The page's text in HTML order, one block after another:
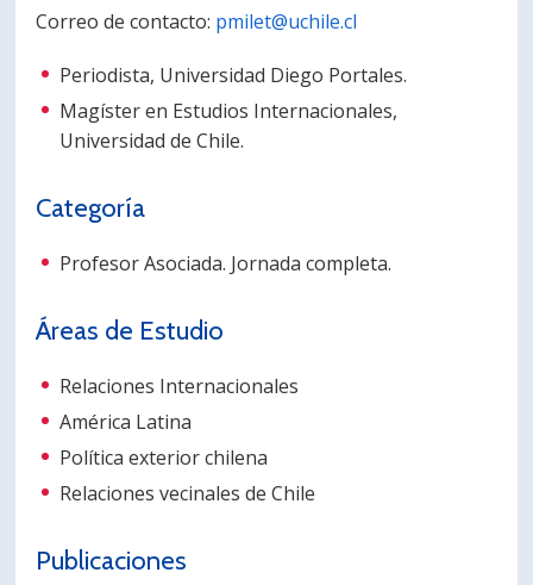
INVESTIGACIÓN
EXTENSIÓN
PUBLICACIONES
PORTUGUÊS
Postulantes
Estudiantes
Correo de contacto: pmilet@uchile.cl
Periodista, Universidad Diego Portales.
Magíster en Estudios Internacionales,
Universidad de Chile.
Categoría
Profesor Asociada. Jornada completa.
Áreas de Estudio
Relaciones Internacionales
América Latina
Política exterior chilena
Relaciones vecinales de Chile
Publicaciones